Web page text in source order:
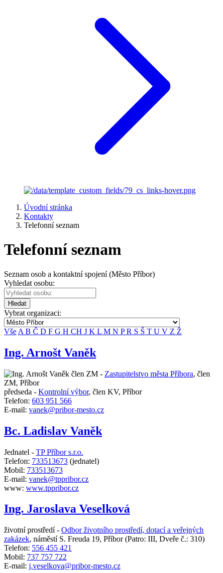
Úvodní stránka
Kontakty
Telefonní seznam
Telefonní seznam
Seznam osob a kontaktní spojení (Město Příbor)
Vyhledat osobu:
Hledat
Vybrat organizaci:
Vše A B Č D F G H CH J K L M N PR S Š T U V Z Ž
Ing. Arnošt Vaněk
člen ZM - Zastupitelstvo města Příbora, člen
ZM, Příbor
předseda - Kontrolní výbor, člen KV, Příbor
Telefon: 603 951 566
E-mail: vanek@pribor-mesto.cz
Bc. Ladislav Vaněk
Jednatel - TP Příbor s.r.o.
Telefon: 733513673 (jednatel)
Mobil: 733513673
E-mail: vanek@tppribor.cz
www: www.tppribor.cz
Ing. Jaroslava Veselková
životní prostředí - Odbor životního prostředí, dotací a veřejných
zakázek, náměstí S. Freuda 19, Příbor(Patro: III, Dveře č.: 310)
Telefon: 556 455 421
Mobil: 737 757 722
E-mail: j.veselkova@pribor-mesto.cz